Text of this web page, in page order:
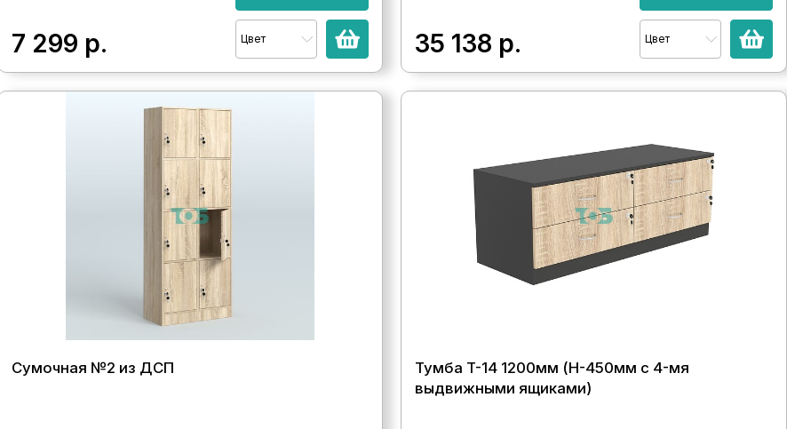
7 299 р. Цвет 35 138 р. Цвет
Сумочная №2 из ДСП
Тумба T-14 1200мм (H-450мм с 4-мя
выдвижными ящиками)